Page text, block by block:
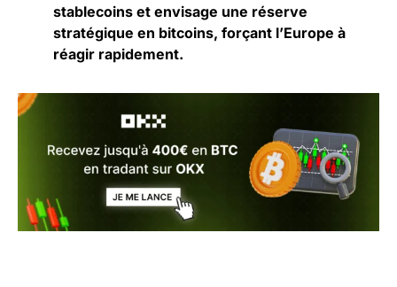
stablecoins et envisage une réserve
stratégique en bitcoins, forçant l’Europe à
réagir rapidement.